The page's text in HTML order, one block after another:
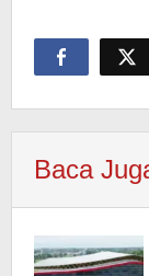
Baca